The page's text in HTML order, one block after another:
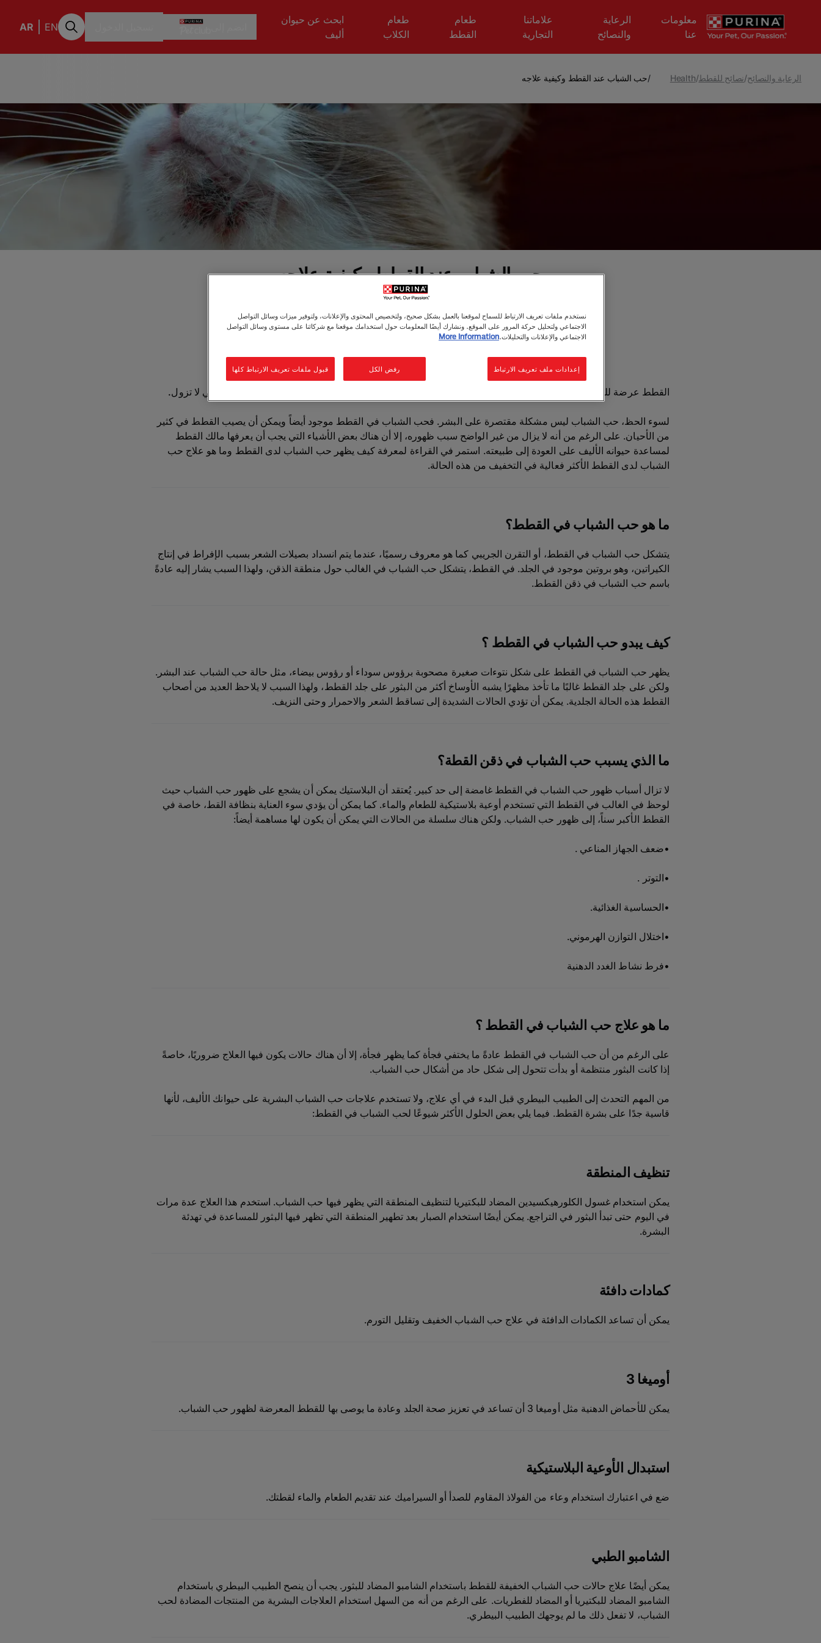
معلومات
عنا
الرعاية
والنصائح
علاماتنا
التجارية
طعام
القطط
طعام
الكلاب
ابحث عن حيوان
أليف
EN
AR
الرعاية والنصائح/نصائح للقطط/
Health
/حب الشباب عند القطط وكيفية علاجه
حب الشباب عند القطط وكيفية علاجه
القطط عرضة للإصابة بحب الشباب تماماً مثل البشر. إليك ما تحتاج إلى معرفته إذا بدأتِ تلاحظ ظهور البثور العنيدة التي لا تزول.
لسوء الحظ، حب الشباب ليس مشكلة مقتصرة على البشر. فحب الشباب في القطط موجود أيضاً ويمكن أن يصيب القطط في كثير
من الأحيان. على الرغم من أنه لا يزال من غير الواضح سبب ظهوره، إلا أن هناك بعض الأشياء التي يجب أن يعرفها مالك القطط
لمساعدة حيوانه الأليف على العودة إلى طبيعته. استمر في القراءة لمعرفة كيف يظهر حب الشباب لدى القطط وما هو علاج حب
الشباب لدى القطط الأكثر فعالية في التخفيف من هذه الحالة.
ما هو حب الشباب في القطط؟
يتشكل حب الشباب في القطط، أو التقرن الجريبي كما هو معروف رسميًا، عندما يتم انسداد بصيلات الشعر بسبب الإفراط في إنتاج
الكيراتين، وهو بروتين موجود في الجلد. في القطط، يتشكل حب الشباب في الغالب حول منطقة الذقن، ولهذا السبب يشار إليه عادةً
باسم حب الشباب في ذقن القطط.
كيف يبدو حب الشباب في القطط ؟
يظهر حب الشباب في القطط على شكل نتوءات صغيرة مصحوبة برؤوس سوداء أو رؤوس بيضاء، مثل حالة حب الشباب عند البشر.
ولكن على جلد القطط غالبًا ما تأخذ مظهرًا يشبه الأوساخ أكثر من البثور على جلد القطط، ولهذا السبب لا يلاحظ العديد من أصحاب
القطط هذه الحالة الجلدية. يمكن أن تؤدي الحالات الشديدة إلى تساقط الشعر والاحمرار وحتى النزيف.
ما الذي يسبب حب الشباب في ذقن القطة؟
لا تزال أسباب ظهور حب الشباب في القطط غامضة إلى حد كبير. يُعتقد أن البلاستيك يمكن أن يشجع على ظهور حب الشباب حيث
لوحظ في الغالب في القطط التي تستخدم أوعية بلاستيكية للطعام والماء. كما يمكن أن يؤدي سوء العناية بنظافة القط، خاصة في
القطط الأكبر سناً، إلى ظهور حب الشباب. ولكن هناك سلسلة من الحالات التي يمكن أن يكون لها مساهمة أيضاً:
•ضعف الجهاز المناعي .
•التوتر .
•الحساسية الغذائية.
•اختلال التوازن الهرموني.
•فرط نشاط الغدد الدهنية
ما هو علاج حب الشباب في القطط ؟
على الرغم من أن حب الشباب في القطط عادةً ما يختفي فجأة كما يظهر فجأة، إلا أن هناك حالات يكون فيها العلاج ضروريًا، خاصةً
إذا كانت البثور منتظمة أو بدأت تتحول إلى شكل حاد من أشكال حب الشباب.
من المهم التحدث إلى الطبيب البيطري قبل البدء في أي علاج، ولا تستخدم علاجات حب الشباب البشرية على حيوانك الأليف، لأنها
قاسية جدًا على بشرة القطط. فيما يلي بعض الحلول الأكثر شيوعًا لحب الشباب في القطط:
تنظيف المنطقة
يمكن استخدام غسول الكلورهيكسيدين المضاد للبكتيريا لتنظيف المنطقة التي يظهر فيها حب الشباب. استخدم هذا العلاج عدة مرات
في اليوم حتى تبدأ البثور في التراجع. يمكن أيضًا استخدام الصبار بعد تطهير المنطقة التي تظهر فيها البثور للمساعدة في تهدئة
البشرة.
كمادات دافئة
يمكن أن تساعد الكمادات الدافئة في علاج حب الشباب الخفيف وتقليل التورم.
أوميغا 3
يمكن للأحماض الدهنية مثل أوميغا 3 أن تساعد في تعزيز صحة الجلد وعادة ما يوصى بها للقطط المعرضة لظهور حب الشباب.
استبدال الأوعية البلاستيكية
ضع في اعتبارك استخدام وعاء من الفولاذ المقاوم للصدأ أو السيراميك عند تقديم الطعام والماء لقطتك.
الشامبو الطبي
يمكن أيضًا علاج حالات حب الشباب الخفيفة للقطط باستخدام الشامبو المضاد للبثور. يجب أن ينصح الطبيب البيطري باستخدام
الشامبو المضاد للبكتيريا أو المضاد للفطريات. على الرغم من أنه من السهل استخدام العلاجات البشرية من المنتجات المضادة لحب
الشباب، لا تفعل ذلك ما لم يوجهك الطبيب البيطري.
نستخدم ملفات تعريف الارتباط للسماح لموقعنا بالعمل بشكل صحيح، ولتخصيص المحتوى والإعلانات، ولتوفير ميزات وسائل التواصل
الاجتماعي ولتحليل حركة المرور على الموقع. ونشارك أيضًا المعلومات حول استخدامك موقعنا مع شركائنا على مستوى وسائل التواصل
الاجتماعي والإعلانات والتحليلات.More Information
إعدادات ملف تعريف الارتباط رفض الكل قبول ملفات تعريف الارتباط كلها